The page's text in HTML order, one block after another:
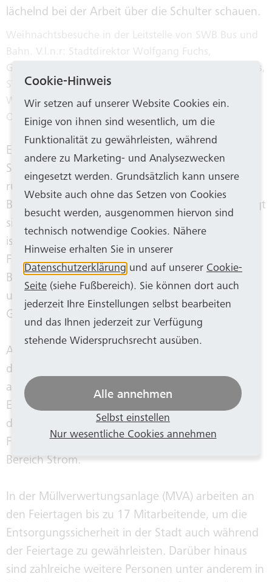
Weihnachtsbesuche in der Leitstelle von SWB Bus und
Bahn. V.l.n.r: Stadtdirektor Wolfgang Fuchs,
Geschäftsführerin SWB Bus und Bahn Anja Wenmakers,
SWB-Geschäftsführer und Arbeitsdirektor Marco
Westphal, Stellwerker Dirk Frechen und
Oberbürgermeister Guido Déus.
Eine zentrale Rolle spielt zudem die Leitstelle von
SWB Bus und Bahn, die an den Feiertagen mit
rund 40 Mitarbeitenden besetzt ist und den
Betrieb koordiniert. „Gerade an Weihnachten zeigt
sich, wie wichtig ein gut organisierter Nahverkehr
ist. Unsere Teams in der Leitstelle und im
Fahrdienst sorgen dafür, dass die Menschen in
Bonn auch an solchen Tagen sicher und planbar
unterwegs sein können“, sagte Anja Wenmakers,
Geschäftsführerin von SWB Bus und Bahn.
Auch bei BonnNetz ist der Bereitschaftsdienst
durchgehend gewährleistet: In der Leitwarte und
an der Pforte sind insgesamt sieben Personen im
Einsatz, hinzu kommen rund 20 Mitarbeitende in
den Rufbereitschaften für Gas-, Wasser- und
Fernwärme sowie etwa zwölf Beschäftigte für den
Bereich Strom.
In der Müllverwertungsanlage (MVA) arbeiten an
den Feiertagen bis zu 17 Mitarbeitende, um die
Entsorgungssicherheit in der Stadt auch während
der Feiertage zu gewährleisten. Darüber hinaus
sind zahlreiche weitere Personen unter anderem in
Cookie-Hinweis
Wir setzen auf unserer Website Cookies ein.
Einige von ihnen sind wesentlich, um die
Funktionalität zu gewährleisten, während
andere zu Marketing- und Analysezwecken
eingesetzt werden. Grundsätzlich kann unsere
Website auch ohne das Setzen von Cookies
besucht werden, ausgenommen hiervon sind
technisch notwendige Cookies. Nähere
Hinweise erhalten Sie in unserer
Datenschutzerklärung und auf unserer Cookie-
Seite (siehe Fußbereich). Sie können dort auch
jederzeit Ihre Einstellungen selbst bearbeiten
und das Ihnen jederzeit zur Verfügung
stehende Widerspruchsrecht ausüben.
Alle annehmen
Selbst einstellen
Nur wesentliche Cookies annehmen